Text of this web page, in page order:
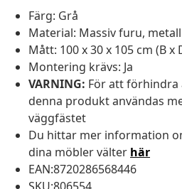
Färg: Grå
Material: Massiv furu, metall
Mått: 100 x 30 x 105 cm (B x
Montering krävs: Ja
VARNING: För att förhindra
denna produkt användas
väggfästet
Du hittar mer information
dina möbler välter här
EAN:8720286568446